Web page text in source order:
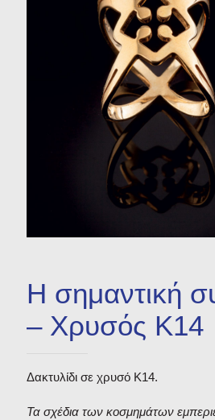
Μικρογλυπτική
Χρηστικά Αντικείμενα
Η σημαντική
– Χρυσός Κ14
Δακτυλίδι σε χρυσό Κ14.
Τα σχέδια των κοσμημάτων